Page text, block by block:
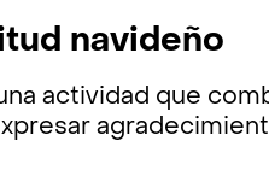
navideño
actividad que